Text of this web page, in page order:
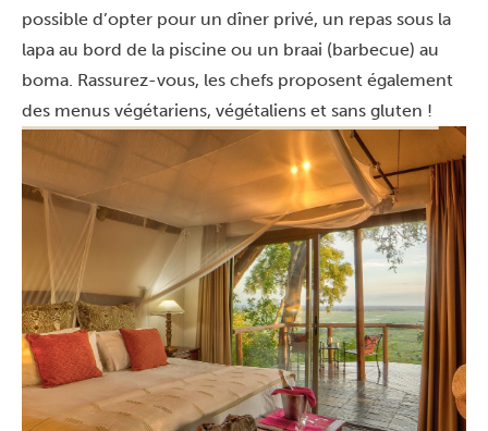
possible d’opter pour un dîner privé, un repas sous la
lapa au bord de la piscine ou un braai (barbecue) au
boma. Rassurez-vous, les chefs proposent également
des menus végétariens, végétaliens et sans gluten !